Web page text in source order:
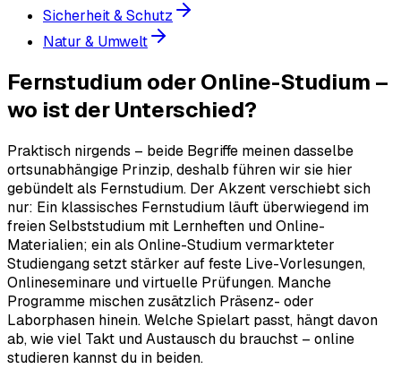
Sicherheit & Schutz
Natur & Umwelt
Fernstudium oder Online-Studium –
wo ist der Unterschied?
Praktisch nirgends – beide Begriffe meinen dasselbe
ortsunabhängige Prinzip, deshalb führen wir sie hier
gebündelt als Fernstudium. Der Akzent verschiebt sich
nur: Ein klassisches Fernstudium läuft überwiegend im
freien Selbststudium mit Lernheften und Online-
Materialien; ein als Online-Studium vermarkteter
Studiengang setzt stärker auf feste Live-Vorlesungen,
Onlineseminare und virtuelle Prüfungen. Manche
Programme mischen zusätzlich Präsenz- oder
Laborphasen hinein. Welche Spielart passt, hängt davon
ab, wie viel Takt und Austausch du brauchst – online
studieren kannst du in beiden.